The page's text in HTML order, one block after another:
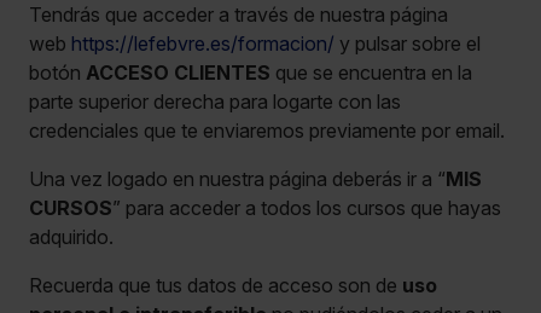
Tendrás que acceder a través de nuestra página
web https://lefebvre.es/formacion/ y pulsar sobre el
botón ACCESO CLIENTES que se encuentra en la
parte superior derecha para logarte con las
credenciales que te enviaremos previamente por email.
Una vez logado en nuestra página deberás ir a “MIS
CURSOS” para acceder a todos los cursos que hayas
adquirido.
Recuerda que tus datos de acceso son de uso